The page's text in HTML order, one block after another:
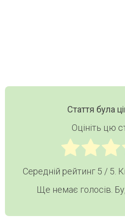
Стаття була
Оцініть цю
Середній рейтинг 5 / 5.
Ще немає голосів.